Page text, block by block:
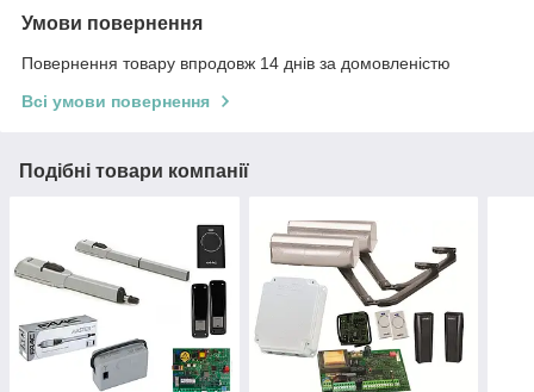
Умови повернення
Повернення товару впродовж 14 днів за домовленістю
Всі умови повернення
Подібні товари компанії